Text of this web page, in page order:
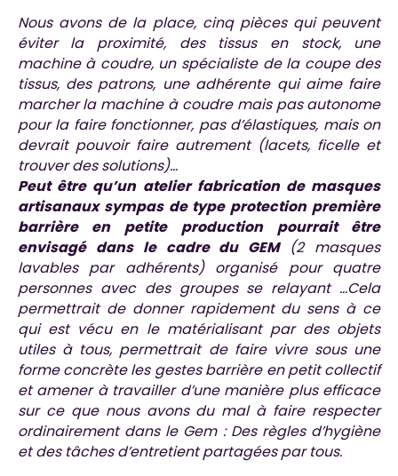
Nous avons de la place, cinq pièces qui peuvent
éviter la proximité, des tissus en stock, une
machine à coudre, un spécialiste de la coupe des
tissus, des patrons, une adhérente qui aime faire
marcher la machine à coudre mais pas autonome
pour la faire fonctionner, pas d’élastiques, mais on
devrait pouvoir faire autrement (lacets, ficelle et
trouver des solutions)…
Peut être qu’un atelier fabrication de masques
artisanaux sympas de type protection première
barrière en petite production pourrait être
envisagé dans le cadre du GEM(2 masques
lavables par adhérents) organisé pour quatre
personnes avec des groupes se relayant …Cela
permettrait de donner rapidement du sens à ce
qui est vécu en le matérialisant par des objets
utiles à tous, permettrait de faire vivre sous une
forme concrète les gestes barrière en petit collectif
et amener à travailler d’une manière plus efficace
sur ce que nous avons du mal à faire respecter
ordinairement dans le Gem : Des règles d’hygiène
et des tâches d’entretient partagées par tous.